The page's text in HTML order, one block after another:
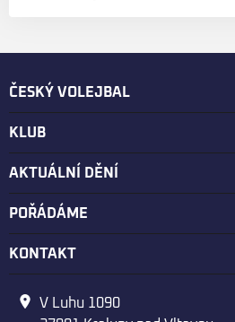
ČESKÝ VOLEJBAL
KLUB
AKTUÁLNÍ DĚNÍ
POŘÁDÁME
KONTAKT
V Luhu 1090